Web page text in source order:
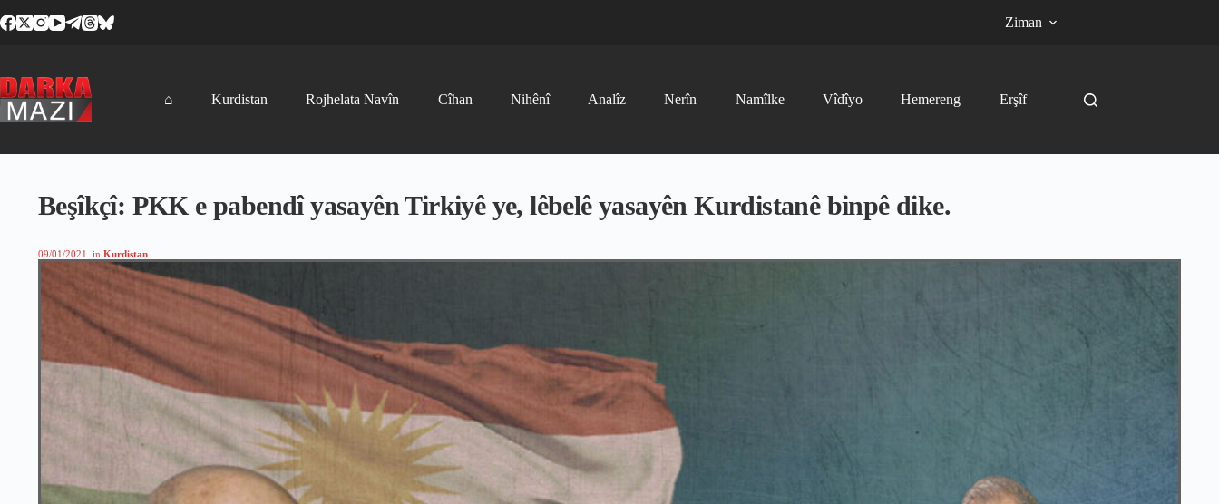
to
Ziman
⌂ Kurdistan Rojhelata Navîn Cîhan Nihênî Analîz Nerîn Namîlke Vîdîyo Hemereng Erşîf
Beşîkçî: PKK e pabendî yasayên Tirkiyê ye, lêbelê yasayên Kurdistanê binpê dike.
09/01/2021 in Kurdistan